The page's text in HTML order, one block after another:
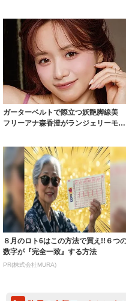
ガーターベルトで際立つ妖艶脚線美
フリーアナ森香澄がランジェリーモデ
８月のロト6はこの方法で買え!!６つ
数字が『完全一致』する方法
PR(株式会社MURA)